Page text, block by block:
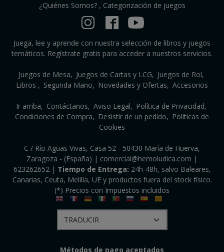
¿Quiénes Somos?, Categorización de juegos
Juega, lee y aprende con nuestra selección de libros y juegos
temáticos. Regístrate gratis para acceder a nuestros servicios.
Juegos de Mesa Juegos de Cartas y LCG
Juegos de Rol
Libros
Segunda Mano Novedades y Ofertas Accesorios
Ir arriba Contáctanos Aviso Legal
Política de Privacidad
Condiciones de Compra
Desistir de un pedido
Políticas de
Cookies
C / Río Aguas Vivas, Casa 52 - 50430 María de Huerva,
Zaragoza - (España) | comercial@hemoludica.com |
623262652 | Tiempo de Entrega: 24h-48h, salvo Baleares,
Canarias, Ceuta, Melilla, UE y productos fuera del stock físico.
(*) Precios con Impuestos incluidos
Métodos de pago aceptados